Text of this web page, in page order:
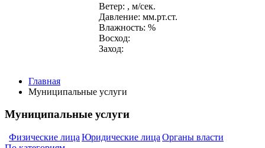
Ветер: , м/сек.
Давление: мм.рт.ст.
Влажность: %
Восход:
Заход:
Главная
Муниципальные услуги
Муниципальные услуги
Физические лица Юридические лица Органы власти